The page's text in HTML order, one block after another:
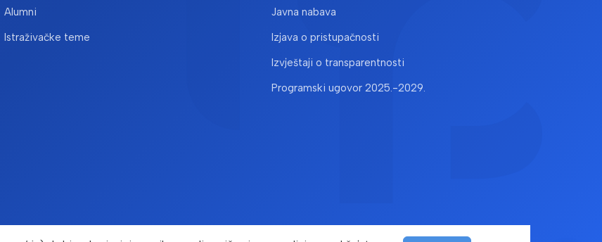
Alumni
Istraživačke teme
Javna nabava
Izjava o pristupačnosti
Izvještaji o transparentnosti
Programski ugovor 2025.-2029.